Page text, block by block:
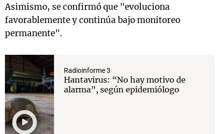
Asimismo, se confirmó que "evoluciona
favorablemente y continúa bajo monitoreo
permanente".
Radioinforme 3
Hantavirus: “No hay motivo de
alarma”, según epidemiólogo